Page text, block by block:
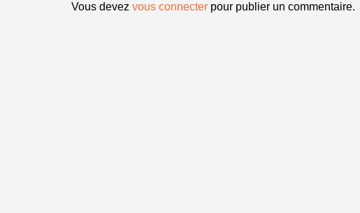
Vous devez vous connecter pour publier un commentaire.